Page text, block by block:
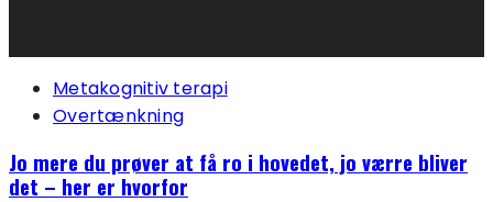
Metakognitiv terapi
Overtænkning
Jo mere du prøver at få ro i hovedet, jo værre bliver
det – her er hvorfor